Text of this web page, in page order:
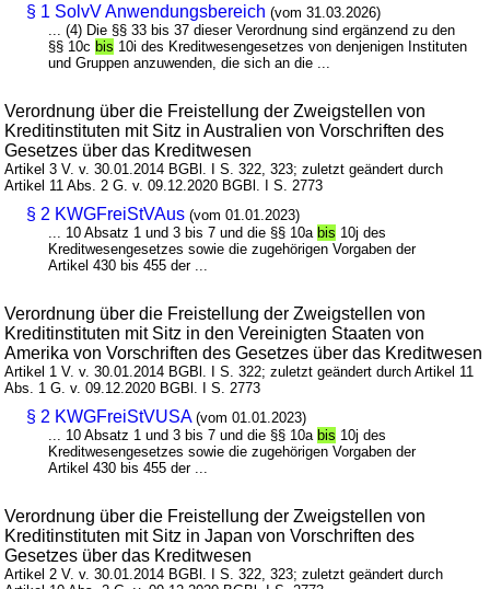
§ 1 SolvV Anwendungsbereich (vom 31.03.2026)
... (4) Die §§ 33 bis 37 dieser Verordnung sind ergänzend zu den
§§ 10cbis 10i des Kreditwesengesetzes von denjenigen Instituten
und Gruppen anzuwenden, die sich an die ...
Verordnung über die Freistellung der Zweigstellen von
Kreditinstituten mit Sitz in Australien von Vorschriften des
Gesetzes über das Kreditwesen
Artikel 3 V. v. 30.01.2014 BGBl. I S. 322, 323; zuletzt geändert durch
Artikel 11 Abs. 2 G. v. 09.12.2020 BGBl. I S. 2773
§ 2 KWGFreiStVAus (vom 01.01.2023)
... 10 Absatz 1 und 3 bis 7 und die §§ 10abis 10j des
Kreditwesengesetzes sowie die zugehörigen Vorgaben der
Artikel 430 bis 455 der ...
Verordnung über die Freistellung der Zweigstellen von
Kreditinstituten mit Sitz in den Vereinigten Staaten von
Amerika von Vorschriften des Gesetzes über das Kreditwesen
Artikel 1 V. v. 30.01.2014 BGBl. I S. 322; zuletzt geändert durch Artikel 11
Abs. 1 G. v. 09.12.2020 BGBl. I S. 2773
§ 2 KWGFreiStVUSA (vom 01.01.2023)
... 10 Absatz 1 und 3 bis 7 und die §§ 10abis 10j des
Kreditwesengesetzes sowie die zugehörigen Vorgaben der
Artikel 430 bis 455 der ...
Verordnung über die Freistellung der Zweigstellen von
Kreditinstituten mit Sitz in Japan von Vorschriften des
Gesetzes über das Kreditwesen
Artikel 2 V. v. 30.01.2014 BGBl. I S. 322, 323; zuletzt geändert durch